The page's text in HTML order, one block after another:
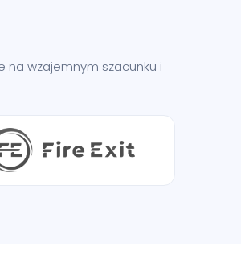
na wzajemnym szacunku i